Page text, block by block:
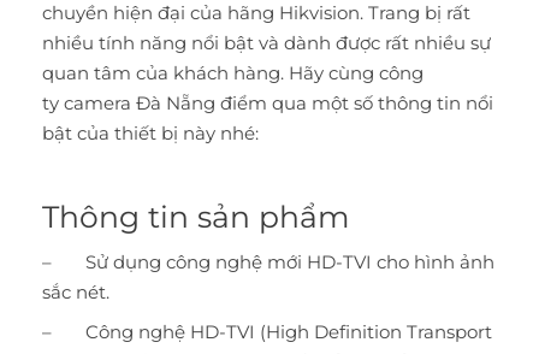
chuyền hiện đại của hãng Hikvision. Trang bị rất
nhiều tính năng nổi bật và dành được rất nhiều sự
quan tâm của khách hàng. Hãy cùng công
ty camera Đà Nẵng điểm qua một số thông tin nổi
bật của thiết bị này nhé:
Thông tin sản phẩm
– Sử dụng công nghệ mới HD-TVI cho hình ảnh
sắc nét.
– Công nghệ HD-TVI (High Definition Transport